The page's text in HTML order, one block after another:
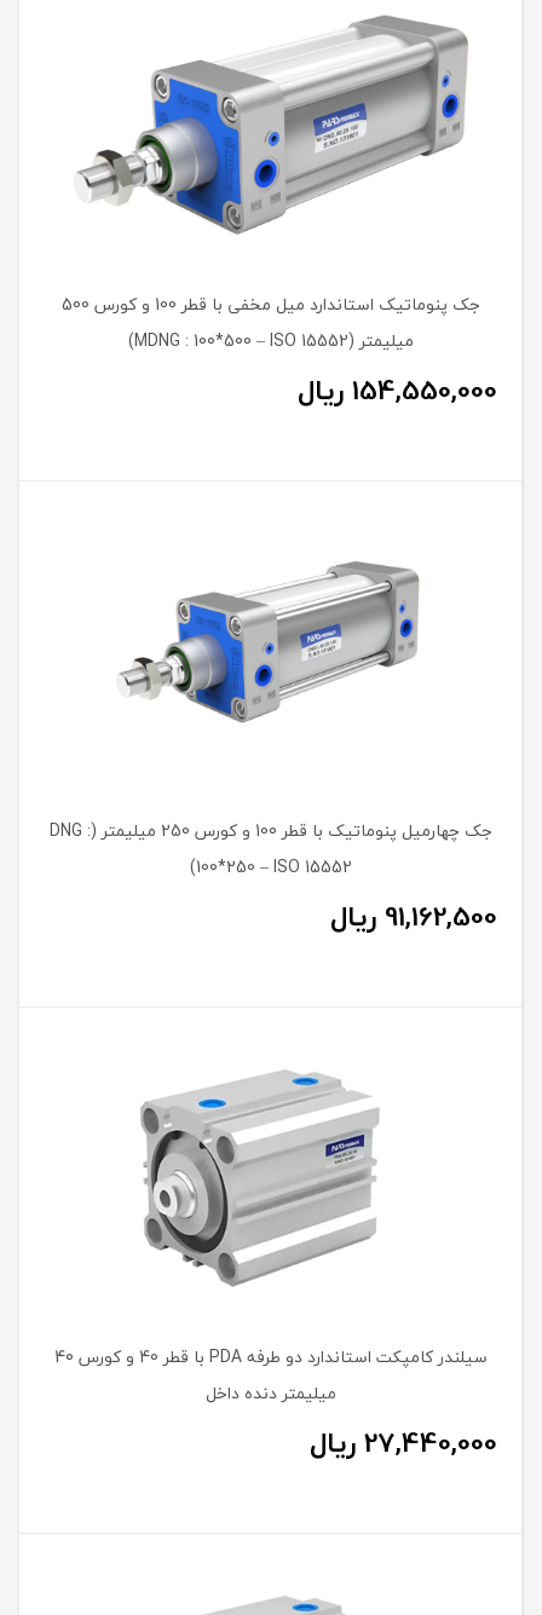
جک پنوماتیک استاندارد میل مخفی با قطر 100 و کورس 500
میلیمتر (MDNG : 100*500 – ISO 15552)
154,550,000 ریال
جک چهارمیل پنوماتیک با قطر 100 و کورس 250 میلیمتر (DNG :
100*250 – ISO 15552)
91,162,500 ریال
سیلندر کامپکت استاندارد دو طرفه PDA با قطر 40 و کورس 40
میلیمتر دنده داخل
27,440,000ریال